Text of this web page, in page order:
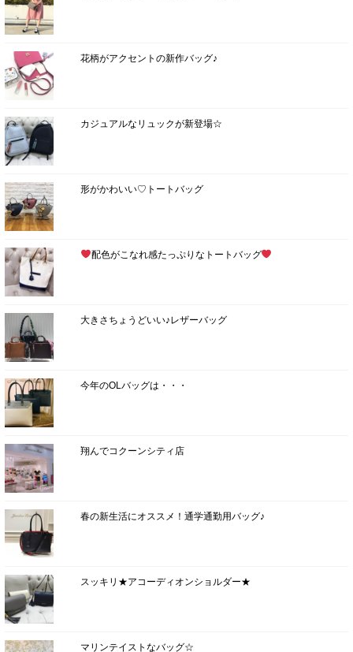
花柄がアクセントの新作バッグ♪
カジュアルなリュックが新登場☆
形がかわいい♡トートバッグ
配色がこなれ感たっぷりなトートバッグ
大きさちょうどいい♪レザーバッグ
今年のOLバッグは・・・
翔んでコクーンシティ店
春の新生活にオススメ！通学通勤用バッグ♪
スッキリ★アコーディオンショルダー★
マリンテイストなバッグ☆